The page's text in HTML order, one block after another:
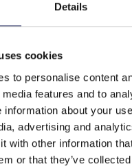
Details
cookies
to personalise content
features and to
information about your
advertising and
with other information
or that they’ve
ook